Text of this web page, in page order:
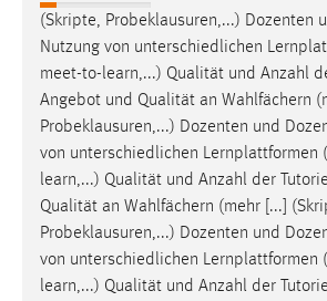
(Skripte, Probeklausuren,...) Dozenten
Nutzung von unterschiedlichen
meet-to-learn,...) Qualität und Anzahl
Angebot und Qualität an Wahlfächern
Probeklausuren,...) Dozenten und
von unterschiedlichen Lernplattformen (
learn,...) Qualität und Anzahl der
Qualität an Wahlfächern (mehr [...]
Probeklausuren,...) Dozenten und
von unterschiedlichen Lernplattformen (
learn,...) Qualität und Anzahl der